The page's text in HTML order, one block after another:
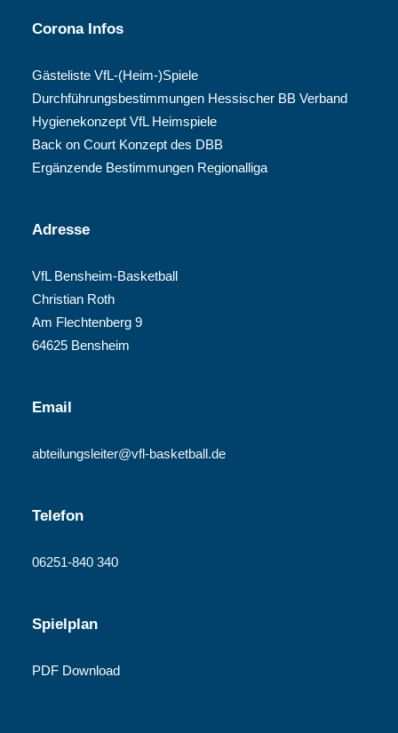
Corona Infos
Gästeliste VfL-(Heim-)Spiele
Durchführungsbestimmungen Hessischer BB Verband
Hygienekonzept VfL Heimspiele
Back on Court Konzept des DBB
Ergänzende Bestimmungen Regionalliga
Adresse
VfL Bensheim-Basketball
Christian Roth
Am Flechtenberg 9
64625 Bensheim
Email
abteilungsleiter@vfl-basketball.de
Telefon
06251-840 340
Spielplan
PDF Download